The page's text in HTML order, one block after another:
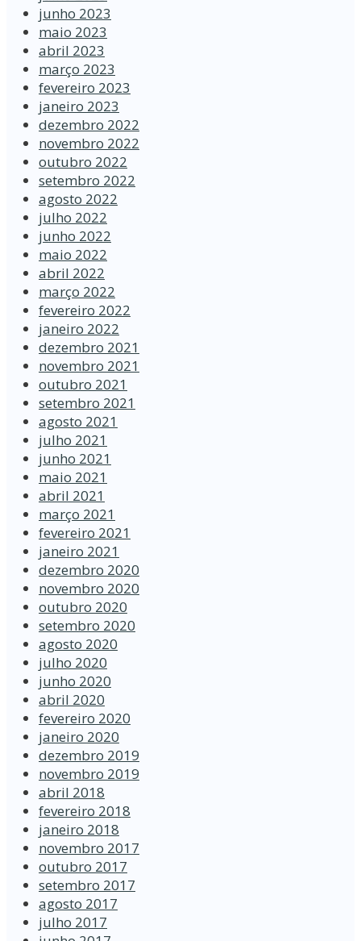
junho 2023
maio 2023
abril 2023
março 2023
fevereiro 2023
janeiro 2023
dezembro 2022
novembro 2022
outubro 2022
setembro 2022
agosto 2022
julho 2022
junho 2022
maio 2022
abril 2022
março 2022
fevereiro 2022
janeiro 2022
dezembro 2021
novembro 2021
outubro 2021
setembro 2021
agosto 2021
julho 2021
junho 2021
maio 2021
abril 2021
março 2021
fevereiro 2021
janeiro 2021
dezembro 2020
novembro 2020
outubro 2020
setembro 2020
agosto 2020
julho 2020
junho 2020
abril 2020
fevereiro 2020
janeiro 2020
dezembro 2019
novembro 2019
abril 2018
fevereiro 2018
janeiro 2018
novembro 2017
outubro 2017
setembro 2017
agosto 2017
julho 2017